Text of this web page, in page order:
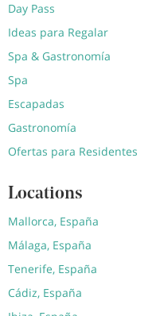
Day Pass
Ideas para Regalar
Spa & Gastronomía
Spa
Escapadas
Gastronomía
Ofertas para Residentes
Locations
Mallorca, España
Málaga, España
Tenerife, España
Cádiz, España